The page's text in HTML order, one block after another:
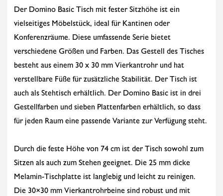
Der Domino Basic Tisch mit fester Sitzhöhe ist ein
vielseitiges Möbelstück, ideal für Kantinen oder
Konferenzräume. Diese umfassende Serie bietet
verschiedene Größen und Farben. Das Gestell des Tisches
besteht aus einem 30 x 30 mm Vierkantrohr und hat
verstellbare Füße für zusätzliche Stabilität. Der Tisch ist
auch als Stehtisch erhältlich. Der Domino Basic ist in drei
Gestellfarben und sieben Plattenfarben erhältlich, so dass
für jeden Raum eine passende Variante zur Verfügung steht.
Durch die feste Höhe von 74 cm ist der Tisch sowohl zum
Sitzen als auch zum Stehen geeignet. Die 25 mm dicke
Melamin-Tischplatte ist langlebig und leicht zu reinigen.
Die 30×30 mm Vierkantrohrbeine sind robust und mit